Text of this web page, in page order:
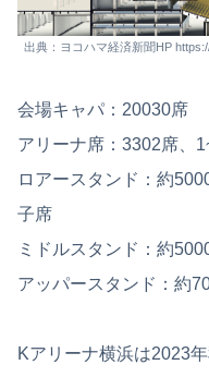
出典：ヨコハマ経済新聞HP
会場キャパ：20030席
アリーナ席：3302席、
ロアースタンド：約
子席
ミドルスタンド：約
アッパースタンド：約
Kアリーナ横浜は2023